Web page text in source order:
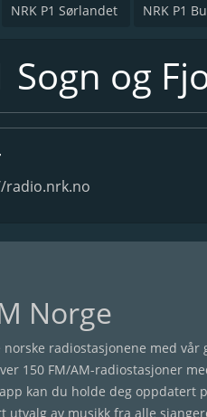
NRK P1 Sørlandet NRK P1
Sogn og
radio.nrk.no
Norge
norske radiostasjonene med
150 FM/AM-radiostasjoner
kan du holde deg oppdatert
utvalg av musikk fra alle